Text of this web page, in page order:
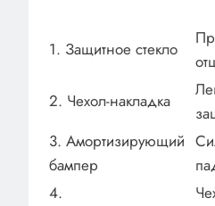
1. Защитное стекло
2. Чехол-накладка
3. Амортизирующий
бампер
4.